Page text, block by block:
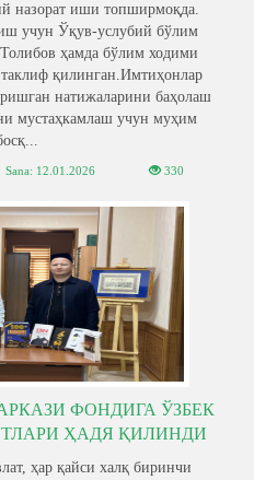
назорат иши топширмоқда.
учун Ўқув-услубий бўлим
ҳамда бўлим ходими
қилинган.Имтиҳонлар
натижаларини баҳолаш
мустаҳкамлаш учун муҳим
Sana: 12.01.2026 330
ФОНДИГА ЎЗБЕК
ҲАДЯ ҚИЛИНДИ
ҳар қайси халқ биринчи